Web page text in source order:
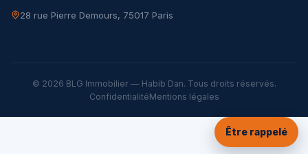
28 rue Pierre Demours, 75017 Paris
© 2026 BLG Immobilier — Habib Dan. Tous droits réservés.
ConfidentialitéMentions légales
Être rappelé